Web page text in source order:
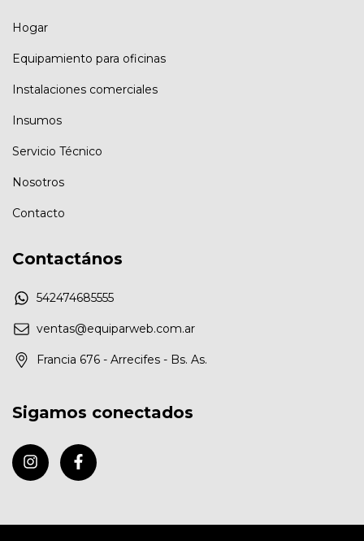
Hogar
Equipamiento para oficinas
Instalaciones comerciales
Insumos
Servicio Técnico
Nosotros
Contacto
Contactános
542474685555
ventas@equiparweb.com.ar
Francia 676 - Arrecifes - Bs. As.
Sigamos conectados